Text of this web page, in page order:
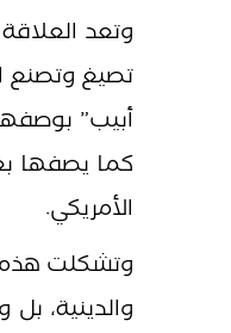
وتعد
تصيغ وتصنع
كما يصفها
الأمريكي.
وتشكلت هذه
والدينية،